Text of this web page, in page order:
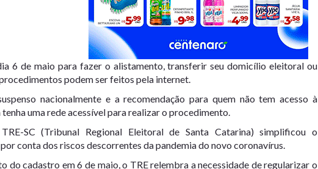
6 de maio para fazer o alistamento, transferir seu domicílio eleitoral ou
podem ser feitos pela internet.
nacionalmente e a recomendação para quem não tem acesso à
uma rede acessível para realizar o procedimento.
SC (Tribunal Regional Eleitoral de Santa Catarina) simplificou o
conta dos riscos descorrentes da pandemia do novo coronavírus.
do cadastro em 6 de maio, o TRE relembra a necessidade de regularizar o